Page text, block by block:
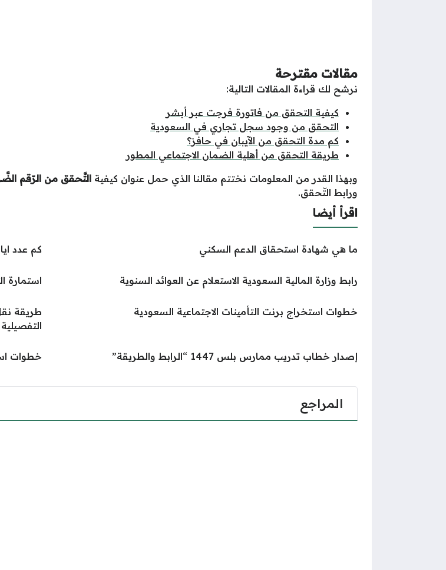
مقالات مقترحة
نرشح لك قراءة المقالات التالية:
كيفية التحقق من فاتورة فرجت عبر أبشر
التحقق من وجود سجل تجاري في السعودية
كم مدة التحقق من الآيبان في حافز؟
طريقة التحقق من أهلية الضمان الاجتماعي المطور
وبهذا القدر من المعلومات نختتم مقالنا الذي حمل عنوان كيفية التَّحقق من الرّقم
ورابط التّحقق.
اقرأ أيضا
ما هي شهادة استحقاق الدعم السكني كم عدد
رابط وزارة المالية السعودية الاستعلام عن العوائد السنوية استمارة
خطوات استخراج برنت التأمينات الاجتماعية السعودية
التفصيلية
إصدار خطاب تدريب ممارس بلس 1447 “الرابط والطريقة” خطوات
المراجع